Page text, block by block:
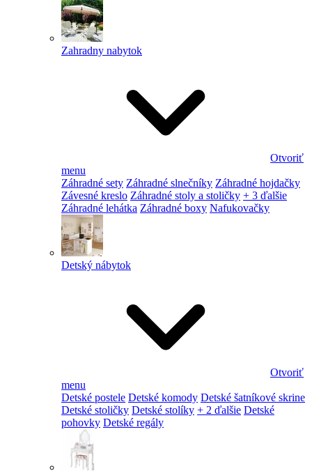
Zahradny nabytok
Otvoriť
menu
Záhradné sety Záhradné slnečníky Záhradné hojdačky
Závesné kreslo Záhradné stoly a stoličky + 3 ďalšie
Záhradné lehátka Záhradné boxy Nafukovačky
Detský nábytok
Otvoriť
menu
Detské postele Detské komody Detské šatníkové skrine
Detské stoličky Detské stolíky + 2 ďalšie Detské
pohovky Detské regály